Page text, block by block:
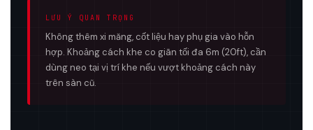
LƯU Ý QUAN TRỌNG
Không thêm xi măng, cốt liệu hay phụ gia vào hỗn
hợp. Khoảng cách khe co giãn tối đa 6m (20ft), cần
dùng neo tại vị trí khe nếu vượt khoảng cách này
trên sàn cũ.